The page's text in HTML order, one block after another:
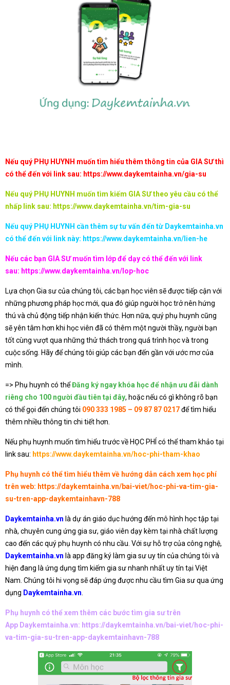
Nếu quý PHỤ HUYNH muốn tìm hiểu thêm thông tin của GIA SƯ thì
có thể đến với link sau: https://www.daykemtainha.vn/gia-su
Nếu quý PHỤ HUYNH muốn tìm kiếm GIA SƯ theo yêu cầu có thể
nhấp link sau: https://www.daykemtainha.vn/tim-gia-su
Nếu quý PHỤ HUYNH cần thêm sự tư vấn đến từ Daykemtainha.vn
có thể đến với link này: https://www.daykemtainha.vn/lien-he
Nếu các bạn GIA SƯ muốn tìm lớp để dạy có thể đến với link
sau: https://www.daykemtainha.vn/lop-hoc
Lựa chọn Gia sư của chúng tôi, các bạn học viên sẽ được tiếp cận với
những phương pháp học mới, qua đó giúp người học trở nên hứng
thú và chủ động tiếp nhận kiến thức. Hơn nữa, quý phụ huynh cũng
sẽ yên tâm hơn khi học viên đã có thêm một người thầy, người bạn
tốt cùng vượt qua những thử thách trong quá trình học và trong
cuộc sống. Hãy để chúng tôi giúp các bạn đến gần với ước mơ của
mình.
=> Phụ huynh có thểĐăng ký ngay khóa học để nhận ưu đãi dành
riêng cho 100 người đầu tiên tại đây, hoặc nếu có gì không rõ bạn
có thể gọi đến chúng tôi 090 333 1985 – 09 87 87 0217để tìm hiểu
thêm nhiều thông tin chi tiết hơn.
Nếu phụ huynh muốn tìm hiểu trước về HỌC PHÍ có thể tham khảo tại
link sau: https://www.daykemtainha.vn/hoc-phi-tham-khao
Phụ huynh có thể tìm hiểu thêm về hướng dẫn cách xem học phí
trên web: https://daykemtainha.vn/bai-viet/hoc-phi-va-tim-gia-
su-tren-app-daykemtainhavn-788
Daykemtainha.vn là dự án giáo dục hướng đến mô hình học tập tại
nhà, chuyên cung ứng gia sư, giáo viên dạy kèm tại nhà chất lượng
cao đến các quý phụ huynh có nhu cầu. Với sự hỗ trợ của công nghệ,
Daykemtainha.vn là app đăng ký làm gia sư uy tín của chúng tôi và
hiện đang là ứng dụng tìm kiếm gia sư nhanh nhất uy tín tại Việt
Nam. Chúng tôi hi vọng sẽ đáp ứng được nhu cầu tìm Gia sư qua ứng
dụng Daykemtainha.vn.
Phụ huynh có thể xem thêm các bước tìm gia sư trên
App Daykemtainha.vn: https://daykemtainha.vn/bai-viet/hoc-phi-
va-tim-gia-su-tren-app-daykemtainhavn-788